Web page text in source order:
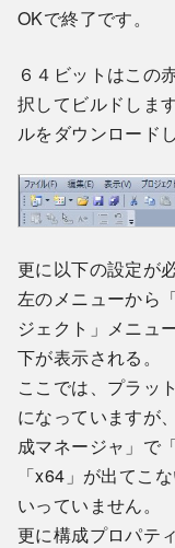
OKで終了です。
６４ビットはこの
択してビルドしま
ルをダウンロード
更に以下の設定が必
左のメニューから
ジェクト」メニュ
下が表示される。
ここでは、プラッ
になっていますが
成マネージャ」で
「x64」が出てこ
いっていません。
更に構成プロパテ